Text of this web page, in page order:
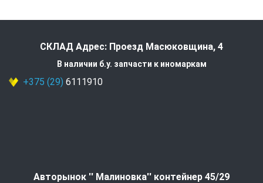
СКЛАД Адрес: Проезд Масюковщина, 4
В наличии б.у. запчасти к иномаркам
+375 (29) 6111910
Авторынок '' Малиновка'' контейнер 45/29